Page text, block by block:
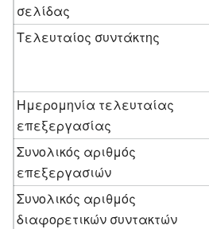
σελίδας
Τελευταίος συντάκτης
Ημερομηνία τελευταίας
επεξεργασίας
Συνολικός αριθμός
επεξεργασιών
Συνολικός αριθμός
διαφορετικών συντακτών